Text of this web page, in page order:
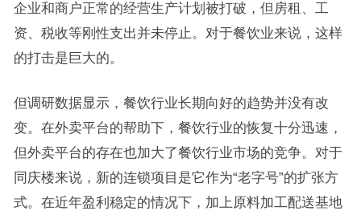
企业和商户正常的经营生产计划被打破，但房租、工
资、税收等刚性支出并未停止。对于餐饮业来说，这样
的打击是巨大的。
但调研数据显示，餐饮行业长期向好的趋势并没有改
变。在外卖平台的帮助下，餐饮行业的恢复十分迅速，
但外卖平台的存在也加大了餐饮行业市场的竞争。对于
同庆楼来说，新的连锁项目是它作为“老字号”的扩张方
式。在近年盈利稳定的情况下，加上原料加工配送基地